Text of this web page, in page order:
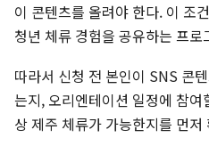
이 콘텐츠를 올려야 한다. 이 조
청년 체류 경험을 공유하는 프
따라서 신청 전 본인이 SNS 콘
는지, 오리엔테이션 일정에 참
상 제주 체류가 가능한지를 먼저